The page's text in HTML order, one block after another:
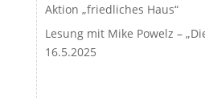
Aktion „friedliches Haus“
Lesung mit Mike Powelz –
16.5.2025